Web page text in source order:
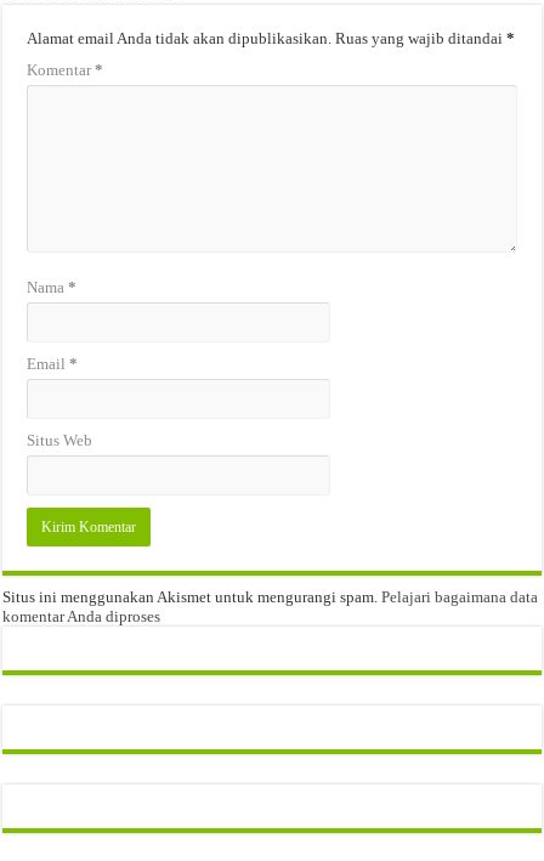
Alamat email Anda tidak akan dipublikasikan. Ruas yang wajib ditandai*
Komentar*
Nama*
Email*
Situs Web
Situs ini menggunakan Akismet untuk mengurangi spam.Pelajari bagaimana data
komentar Anda diproses